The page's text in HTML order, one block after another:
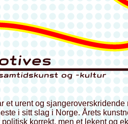
et urent og
i sitt slag i Norge. Årets
korrekt, men et lekent og